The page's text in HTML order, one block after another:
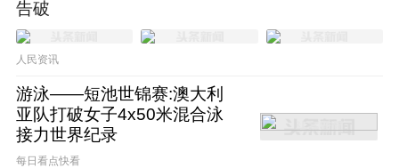
在宁泽涛最巅峰的时期，他的商业价值在整个
体坛独一档的存在。这有点像2012年之前的刘
翔，是现象级的体育明星。甚至据我所知，宁
泽涛个人商业代言的合同金额远远在刘翔之
上。
告破
人民资讯
游泳——短池世锦赛:澳大利
亚队打破女子4x50米混合泳
接力世界纪录
每日看点快看